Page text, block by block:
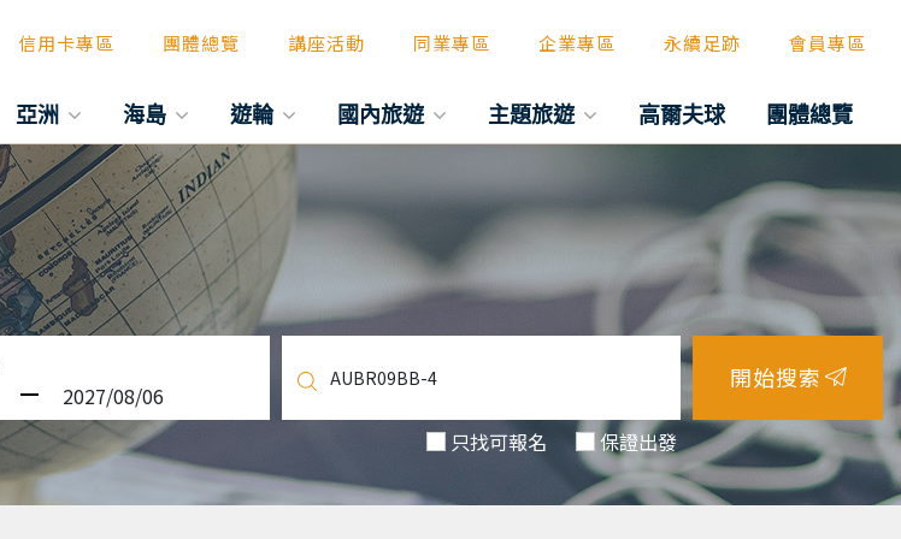
信用卡專區 團體總覽 講座活動 同業專區 企業專區 永續足跡 會員專區
亞洲 海島 遊輪 國內旅遊 主題旅遊 高爾夫球 團體總覽
只找可報名 保證出發
開始搜索